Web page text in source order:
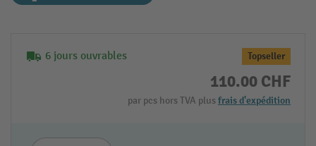
6 jours ouvrables Topseller
110.00 CHF
par pcs hors TVA plus frais d'expédition